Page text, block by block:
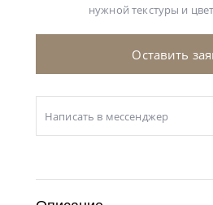
нужной текстуры и
Оставить
Написать в мессенджер